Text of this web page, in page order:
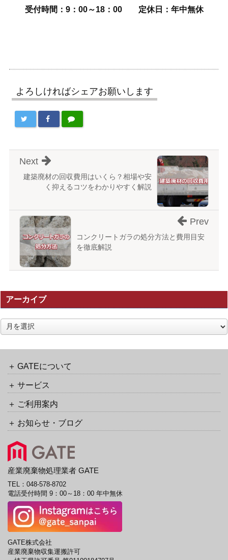
受付時間：9：00～18：00 定休日：年中無休
よろしければシェアお願いします
建築廃材の回収費用はいくら？相場や安
く抑えるコツをわかりやすく解説
Next
コンクリートガラの処分方法と費用目安
を徹底解説
Prev
アーカイブ
ア
ー
GATEについて
サービス
ご利用案内
お知らせ・ブログ
産業廃棄物処理業者 GATE
TEL： 048-578-8702
電話受付時間 9：00～18：00 年中無休
GATE株式会社
産業廃棄物収集運搬許可